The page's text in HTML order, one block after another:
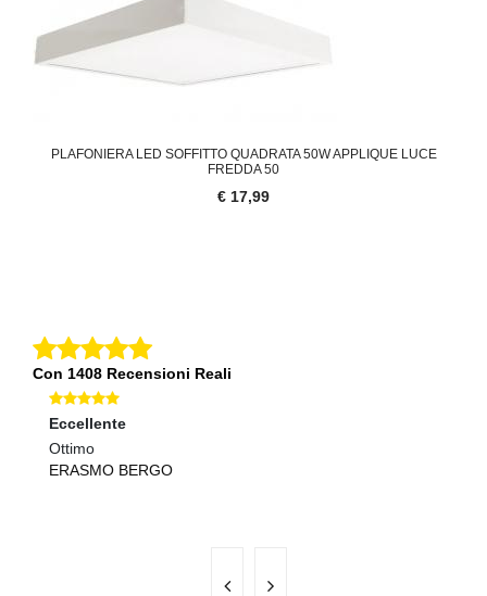
PLAFONIERA LED SOFFITTO QUADRATA 50W APPLIQUE LUCE
FREDDA 50
€ 17,99
Con 1408 Recensioni Reali
Eccellente
Ottimo
ERASMO BERGO